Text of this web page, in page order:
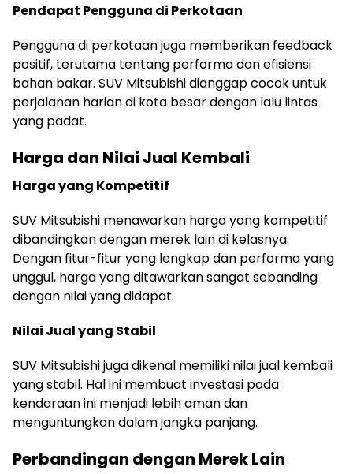
Pendapat Pengguna di Perkotaan
Pengguna di perkotaan juga memberikan feedback
positif, terutama tentang performa dan efisiensi
bahan bakar. SUV Mitsubishi dianggap cocok untuk
perjalanan harian di kota besar dengan lalu lintas
yang padat.
Harga dan Nilai Jual Kembali
Harga yang Kompetitif
SUV Mitsubishi menawarkan harga yang kompetitif
dibandingkan dengan merek lain di kelasnya.
Dengan fitur-fitur yang lengkap dan performa yang
unggul, harga yang ditawarkan sangat sebanding
dengan nilai yang didapat.
Nilai Jual yang Stabil
SUV Mitsubishi juga dikenal memiliki nilai jual kembali
yang stabil. Hal ini membuat investasi pada
kendaraan ini menjadi lebih aman dan
menguntungkan dalam jangka panjang.
Perbandingan dengan Merek Lain